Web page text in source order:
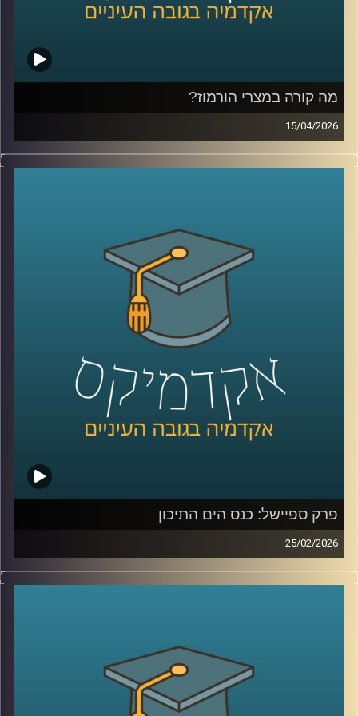
הספר הבינלאומי ע״ש רפאל רקנאטי באוניברסיטת רייכמן,
מהשירות כחייל בודד בצנחנים, דרך שליחויות ברחבי העולם,
בברית המועצות לשעבר, בקייפטאון, בוסטון ורומא ועד
לעבודה יומיומית עם אלפי סטודנטים בינלאומיים, הוא רואה
מקרוב איך העולם משתנה, ואיך צעירים יהודים מקבלים
החלטות שמעצבות את העתיד שלהם.
אז מה באמת קורה היום בקמפוסים?
AudioVersity
מה קורה במצרי הורמוז?
15/04/2026
בשבועות האחרונים אנחנו שומעים אמירות דרמטיות סביב
מצרי הורמוז, דיבורים על מצור, איומים מצד איראן, ואפילו
אבל מה שמעניין הוא שלא צריך מלחמה בפועל כדי להזיז את
העולם, מספיק חשש.
איך מעבר ימי יחסית קטן מצליח להשפיע על מחירי האנרגיה,
על שרשראות אספקה, ובסוף גם על יוקר המחיה של כולנו?
ולמה גם מדינות שלא תלויות בו ישירות, עדיין מושפעות מכל
מה שקורה שם?
כדי להבין את כל זאת ועוד, נמצא איתנו היום אברי שכטר, מנהל
מכון ינאי לביטחון אנרגטי באוניברסיטת רייכמן
פרק ספיישל: כנס הים התיכון
25/02/2026
הקלטה מתוך השטח, מהכנס השמיני בנושא הים התיכון:
“כלכלה כחולה פורצת גבולות”, שהתקיים באוניברסיטת רייכמן .
כלכלה, ביטחון ושיתופי פעולה אזוריים.
בין מושבים על אנרגיה מתחדשת בים, חקלאות ימית, אצות
כמשאב כלכלי, בינה מלאכותית לניטור מגוון ביולוגי ושיתופי